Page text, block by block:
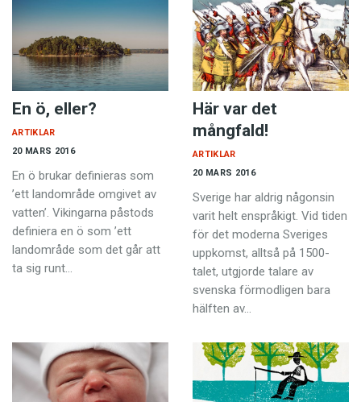
En ö, eller?
20 MARS 2016
ARTIKLAR
En ö brukar definieras som
’ett landområde omgivet av
vatten’. Vikingarna påstods
definiera en ö som ’ett
landområde som det går att
ta sig runt…
Här var det
mångfald!
20 MARS 2016
ARTIKLAR
Sverige har aldrig någonsin
varit helt enspråkigt. Vid tiden
för det moderna Sveriges
uppkomst, alltså på 1500-
talet, utgjorde talare av
svenska förmodligen bara
hälften av…